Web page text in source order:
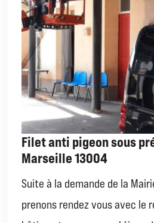
Filet anti pigeon sous
Marseille 13004
Suite à la demande de la
prenons rendez vous avec le